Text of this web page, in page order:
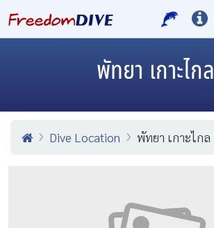
พัทยา เกาะไกล
Dive Location พัทยา เกาะไกล